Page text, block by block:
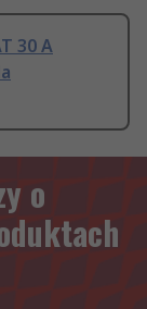
30 A
o